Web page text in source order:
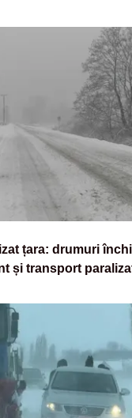
țara: drumuri
și transport